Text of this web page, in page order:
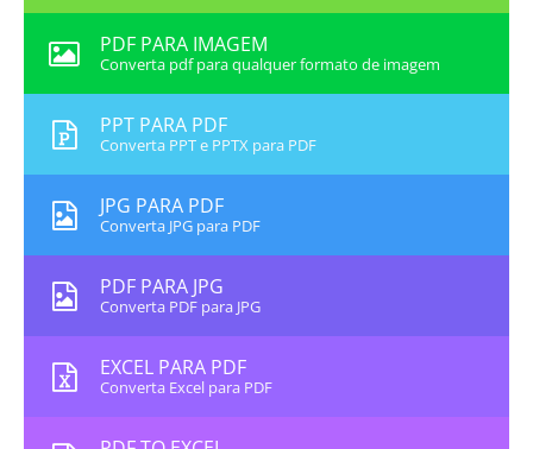
PDF PARA IMAGEM
Converta pdf para qualquer formato de imagem
PPT PARA PDF
Converta PPT e PPTX para PDF
JPG PARA PDF
Converta JPG para PDF
PDF PARA JPG
Converta PDF para JPG
EXCEL PARA PDF
Converta Excel para PDF